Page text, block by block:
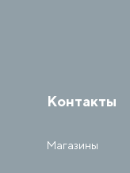
Контакты
Магазины